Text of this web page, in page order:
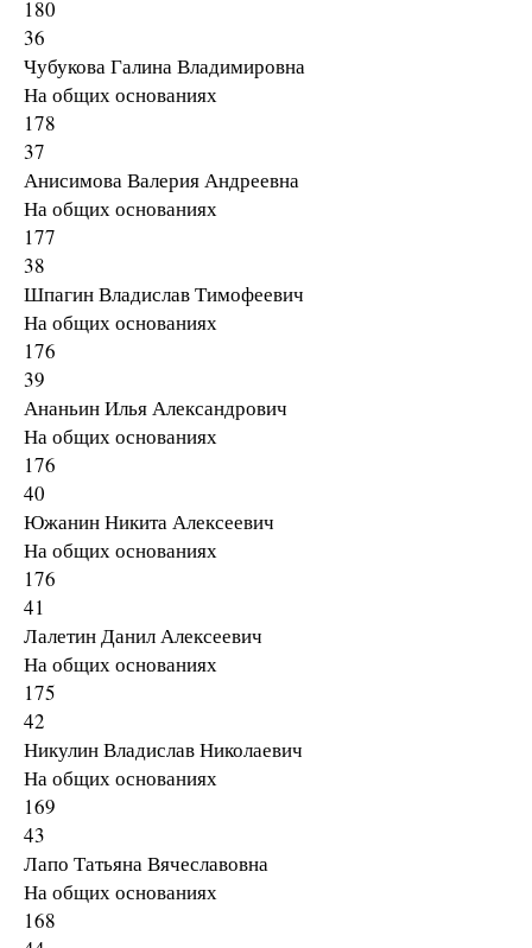
180
36
Чубукова Галина Владимировна
На общих основаниях
178
37
Анисимова Валерия Андреевна
На общих основаниях
177
38
Шпагин Владислав Тимофеевич
На общих основаниях
176
39
Ананьин Илья Александрович
На общих основаниях
176
40
Южанин Никита Алексеевич
На общих основаниях
176
41
Лалетин Данил Алексеевич
На общих основаниях
175
42
Никулин Владислав Николаевич
На общих основаниях
169
43
Лапо Татьяна Вячеславовна
На общих основаниях
168